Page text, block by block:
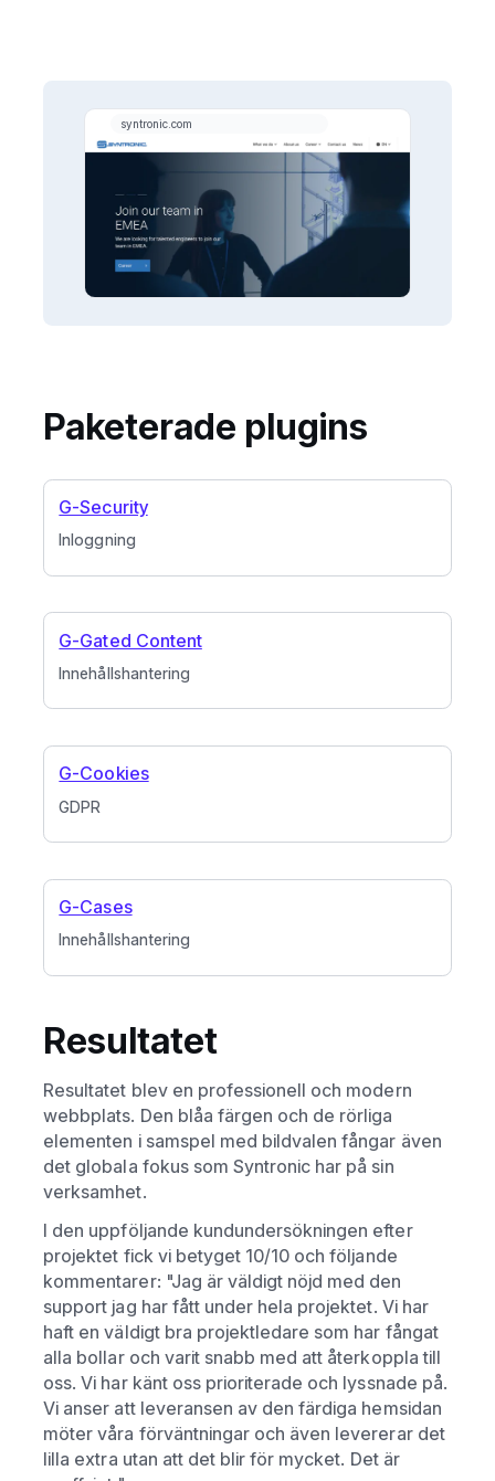
Paketerade plugins
Inloggning
G-Security
Innehållshantering
G-Gated Content
GDPR
G-Cookies
Innehållshantering
G-Cases
Resultatet
Resultatet blev en professionell och modern
webbplats. Den blåa färgen och de rörliga
elementen i samspel med bildvalen fångar även
det globala fokus som Syntronic har på sin
verksamhet.
I den uppföljande kundundersökningen efter
projektet fick vi betyget 10/10 och följande
kommentarer: "Jag är väldigt nöjd med den
support jag har fått under hela projektet. Vi har
haft en väldigt bra projektledare som har fångat
alla bollar och varit snabb med att återkoppla till
oss. Vi har känt oss prioriterade och lyssnade på.
Vi anser att leveransen av den färdiga hemsidan
möter våra förväntningar och även levererar det
lilla extra utan att det blir för mycket. Det är